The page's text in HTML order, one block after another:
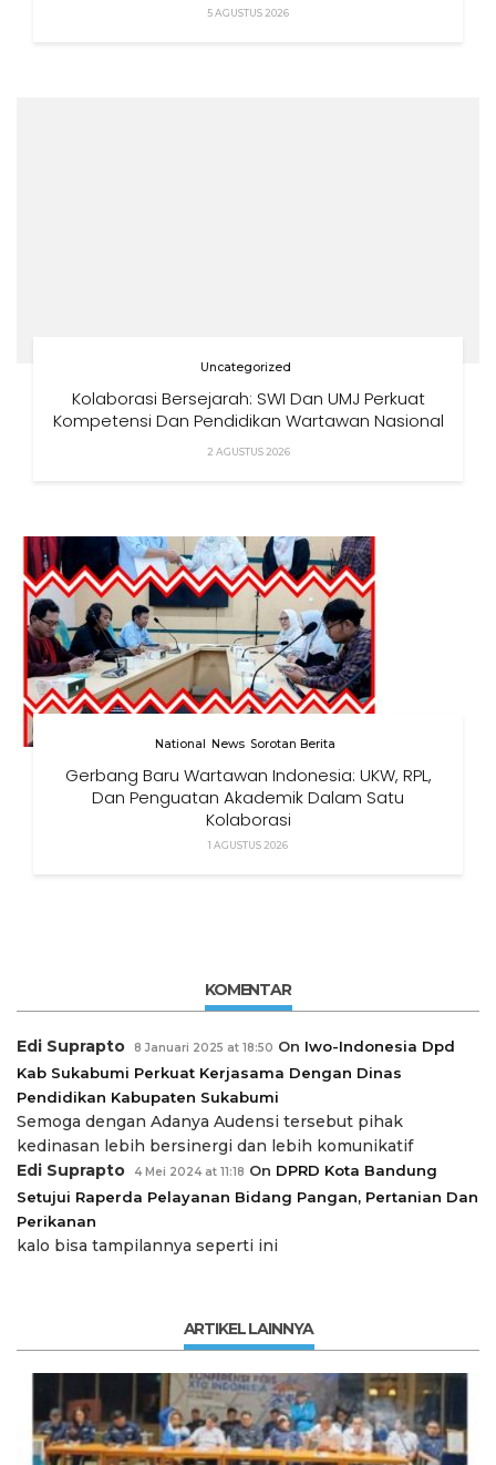
5 AGUSTUS 2026
Uncategorized
Kolaborasi Bersejarah: SWI Dan UMJ Perkuat
Kompetensi Dan Pendidikan Wartawan Nasional
2 AGUSTUS 2026
National News Sorotan Berita
Gerbang Baru Wartawan Indonesia: UKW, RPL,
Dan Penguatan Akademik Dalam Satu
Kolaborasi
1 AGUSTUS 2026
KOMENTAR
Edi Suprapto 8 Januari 2025 at 18:50 On Iwo-Indonesia Dpd
Kab Sukabumi Perkuat Kerjasama Dengan Dinas
Pendidikan Kabupaten Sukabumi
Semoga dengan Adanya Audensi tersebut pihak
kedinasan lebih bersinergi dan lebih komunikatif
Edi Suprapto
4 Mei 2024 at 11:18 On DPRD Kota Bandung
Setujui Raperda Pelayanan Bidang Pangan, Pertanian Dan
Perikanan
kalo bisa tampilannya seperti ini
ARTIKEL LAINNYA